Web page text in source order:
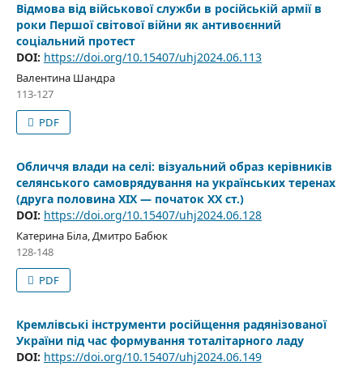
Відмова від військової служби в російській армії в
роки Першої світової війни як антивоєнний
соціальний протест
DOI: https://doi.org/10.15407/uhj2024.06.113
Валентина Шандра
113-127
PDF
Обличчя влади на селі: візуальний образ керівників
селянського самоврядування на українських теренах
(друга половина ХІХ — початок ХХ ст.)
DOI: https://doi.org/10.15407/uhj2024.06.128
Катерина Біла, Дмитро Бабюк
128-148
PDF
Кремлівські інструменти російщення радянізованої
України під час формування тоталітарного ладу
DOI: https://doi.org/10.15407/uhj2024.06.149